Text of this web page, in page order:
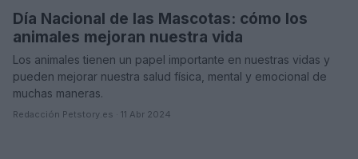
Día Nacional de las Mascotas: cómo los
animales mejoran nuestra vida
Los animales tienen un papel importante en nuestras vidas y
pueden mejorar nuestra salud física, mental y emocional de
muchas maneras.
Redacción Petstory.es · 11 Abr 2024